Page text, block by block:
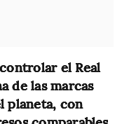
controlar el Real
de las marcas
planeta, con